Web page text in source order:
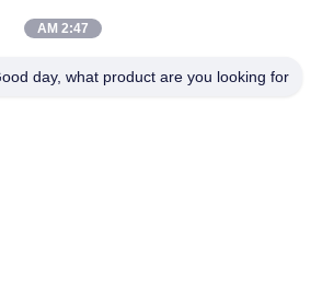
شيجي، منطقة بانيو،
الهاتف
2:47 AM
day, what product are you looking for?